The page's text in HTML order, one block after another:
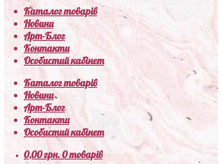
Каталог товарів
Новини
Арт-Блог
Контакти
Особистий кабінет
Каталог товарів
Новини
Арт-Блог
Контакти
Особистий кабінет
0,00грн.0 товарів